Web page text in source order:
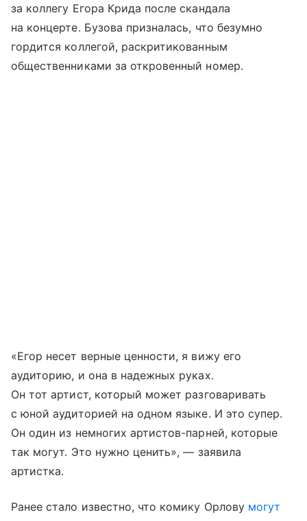
за коллегу Егора Крида после скандала
на концерте. Бузова призналась, что безумно
гордится коллегой, раскритикованным
общественниками за откровенный номер.
«Егор несет верные ценности, я вижу его
аудиторию, и она в надежных руках.
Он тот артист, который может разговаривать
с юной аудиторией на одном языке. И это супер.
Он один из немногих артистов-парней, которые
так могут. Это нужно ценить», — заявила
артистка.
Ранее стало известно, что комику Орлову могут